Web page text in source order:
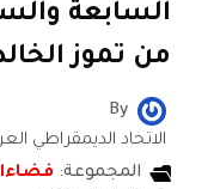
السابعة
من تموز
By
الاتحاد الديمقراطي
المجموعة: